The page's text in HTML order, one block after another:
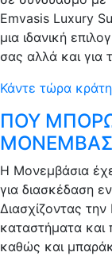
Emvasis Luxury
μια ιδανική
σας αλλά και για
Κάντε τώρα
ΠΟΥ
Η Μονεμβάσια
για διασκέδαση
Διασχίζοντας
καταστήματα και
καθώς και